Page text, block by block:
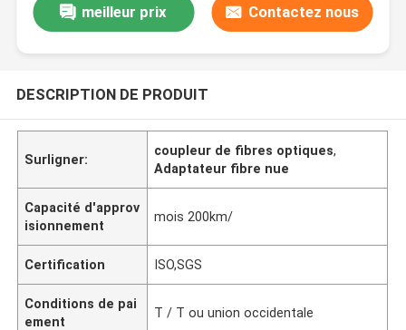
meilleur prix Contactez nous
DESCRIPTION DE PRODUIT
Surligner:
coupleur de fibres optiques,
Adaptateur fibre nue
Capacité d'approv
isionnement
mois 200km/
Certification ISO,SGS
Conditions de pai
ement
T / T ou union occidentale